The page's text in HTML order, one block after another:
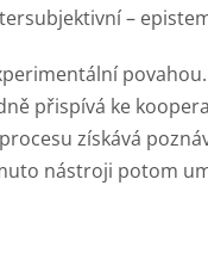
–
přispívá ke
získává
nástroji potom